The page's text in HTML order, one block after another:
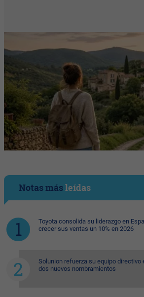
Notas másleídas
Toyota consolida su liderazgo en
crecer sus ventas un 10% en 2026
Solunion refuerza su equipo directivo
dos nuevos nombramientos